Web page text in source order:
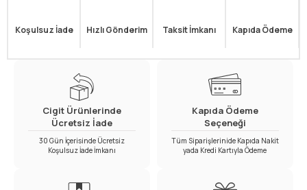
Koşulsuz İade Hızlı Gönderim Taksit İmkanı Kapıda Ödeme
Cigit Ürünlerinde
Ücretsiz İade
30 Gün İçerisinde Ücretsiz
Koşulsuz İade İmkanı
Kapıda Ödeme
Seçeneği
Tüm Siparişlerinide Kapıda Nakit
yada Kredi Kartıyla Ödeme